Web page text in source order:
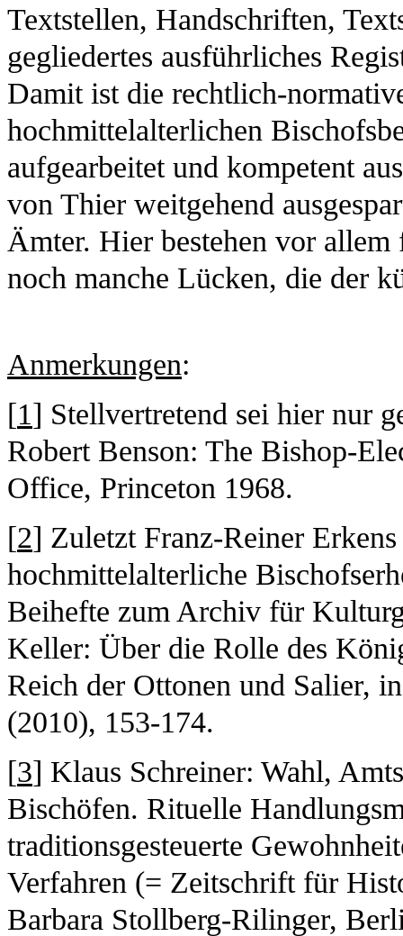
Textstellen, Handschriften,
gegliedertes ausführliches
Damit ist die rechtlich-
hochmittelalterlichen
aufgearbeitet und kompetent
von Thier weitgehend
Ämter. Hier bestehen vor
noch manche Lücken, die der
Anmerkungen:
[1] Stellvertretend sei hier nur
Robert Benson: The Bishop-
Office, Princeton 1968.
[2] Zuletzt Franz-Reiner
hochmittelalterliche
Beihefte zum Archiv für
Keller: Über die Rolle des
Reich der Ottonen und Salier,
(2010), 153-174.
[3] Klaus Schreiner: Wahl,
Bischöfen. Rituelle
traditionsgesteuerte
Verfahren (= Zeitschrift für
Barbara Stollberg-Rilinger,